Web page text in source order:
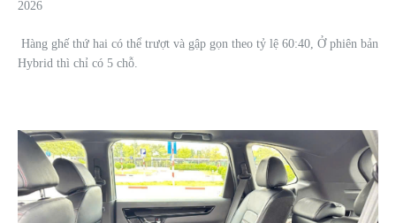
2026
Hàng ghế thứ hai có thể trượt và gập gọn theo tỷ lệ 60:40, Ở phiên bản
Hybrid thì chỉ có 5 chỗ.